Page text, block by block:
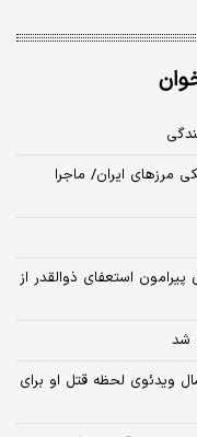
مرز‌های ایران/ ماجرا
استعفای ذوالقدر از
شد
ویدئوی لحظه قتل او برای